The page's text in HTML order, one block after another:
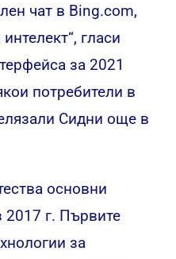
чат в Bing.com,
гласи
за 2021
потребители в
Сидни още в
основни
2017 г. Първите
за